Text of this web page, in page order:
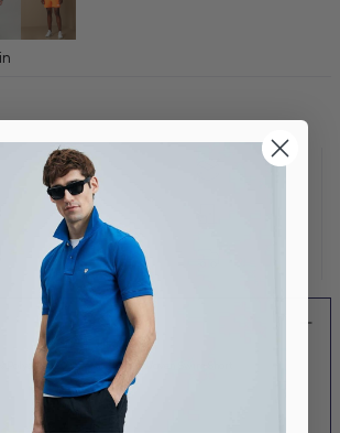
20% Cotton Men's Woven Swim Short